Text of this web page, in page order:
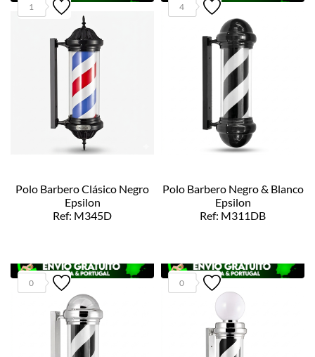
1
Polo Barbero Clásico Negro
Epsilon
Ref: M345D
4
Polo Barbero Negro & Blanco
Epsilon
Ref: M311DB
0 0